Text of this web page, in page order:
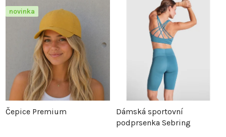
z
p
p
p
r
novinka
Čepice Premium
Dámská sportovní
podprsenka Sebring